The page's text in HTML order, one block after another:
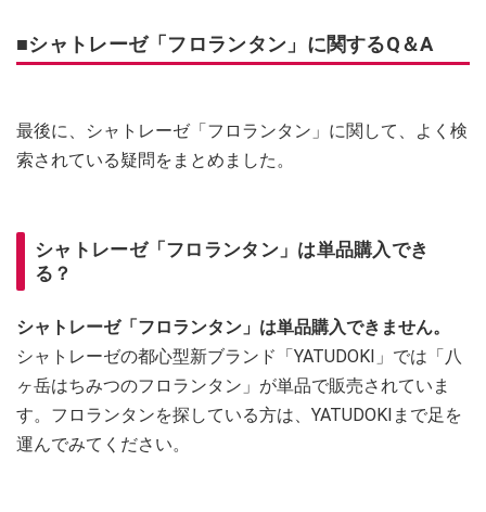
■シャトレーゼ「フロランタン」に関するQ＆A
最後に、シャトレーゼ「フロランタン」に関して、よく検
索されている疑問をまとめました。
シャトレーゼ「フロランタン」は単品購入でき
る？
シャトレーゼ「フロランタン」は単品購入できません。
シャトレーゼの都心型新ブランド「YATUDOKI」では「八
ヶ岳はちみつのフロランタン」が単品で販売されていま
す。フロランタンを探している方は、YATUDOKIまで足を
運んでみてください。